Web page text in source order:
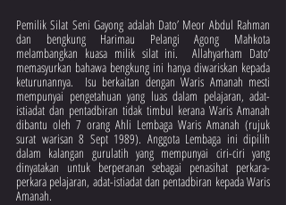
Pemilik Silat Seni Gayong adalah Dato’ Meor Abdul Rahman
dan bengkung Harimau Pelangi Agong Mahkota
melambangkan kuasa milik silat ini.  Allahyarham Dato’
memasyurkan bahawa bengkung ini hanya diwariskan kepada
keturunannya.  Isu berkaitan dengan Waris Amanah mesti
mempunyai pengetahuan yang luas dalam pelajaran, adat-
istiadat dan pentadbiran tidak timbul kerana Waris Amanah
dibantu oleh 7 orang Ahli Lembaga Waris Amanah (rujuk
surat warisan 8 Sept 1989). Anggota Lembaga ini dipilih
dalam kalangan gurulatih yang mempunyai ciri-ciri yang
dinyatakan untuk berperanan sebagai penasihat perkara-
perkara pelajaran, adat-istiadat dan pentadbiran kepada Waris
Amanah.